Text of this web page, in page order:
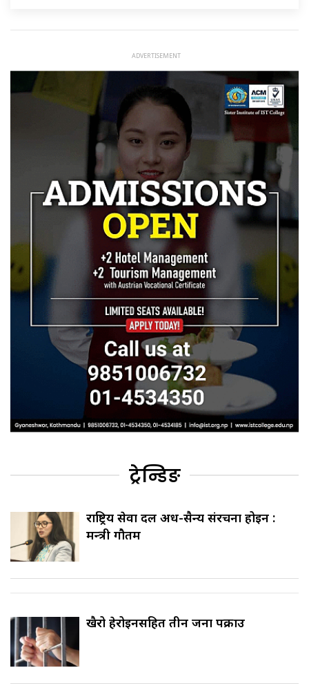
ट्रेन्डिङ
राष्ट्रिय सेवा दल अर्ध-सैन्य संरचना होइन :
मन्त्री गौतम
खैरो हेरोइनसहित तीन जना पक्राउ